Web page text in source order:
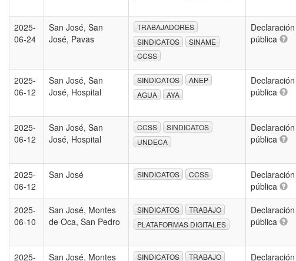
2025-
06-24
San José, San
José, Pavas
TRABAJADORES
SINDICATOS
SINAME
CCSS
Declaración
pública
2025-
06-12
San José, San
José, Hospital
SINDICATOS
ANEP
AGUA
AYA
Declaración
pública
2025-
06-12
San José, San
José, Hospital
CCSS
SINDICATOS
UNDECA
Declaración
pública
2025-
06-12
San José SINDICATOS CCSS
Declaración
pública
2025-
06-10
San José, Montes
de Oca, San Pedro
SINDICATOS
TRABAJO
PLATAFORMAS DIGITALES
Declaración
pública
2025- San José, Montes SINDICATOS TRABAJO Declaración